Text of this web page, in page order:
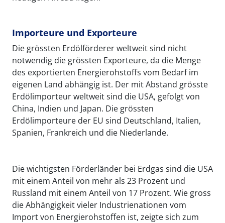
Importeure und Exporteure
Die grössten Erdölförderer weltweit sind nicht
notwendig die grössten Exporteure, da die Menge
des exportierten Energierohstoffs vom Bedarf im
eigenen Land abhängig ist. Der mit Abstand grösste
Erdölimporteur weltweit sind die USA, gefolgt von
China, Indien und Japan. Die grössten
Erdölimporteure der EU sind Deutschland, Italien,
Spanien, Frankreich und die Niederlande.
Die wichtigsten Förderländer bei Erdgas sind die USA
mit einem Anteil von mehr als 23 Prozent und
Russland mit einem Anteil von 17 Prozent. Wie gross
die Abhängigkeit vieler Industrienationen vom
Import von Energierohstoffen ist, zeigte sich zum